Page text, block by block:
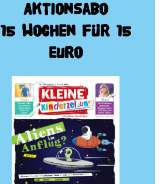
Aktionsabo
15 Wochen für 15
Euro